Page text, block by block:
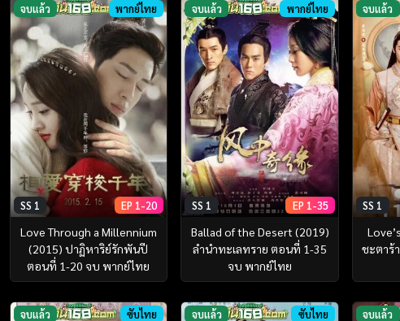
จบแล้ว พากย์ไทย
SS 1 EP 1-20
Love Through a Millennium
(2015) ปาฏิหาริย์รักพันปี
ตอนที่ 1-20 จบ พากย์ไทย
จบแล้ว พากย์ไทย
SS 1 EP 1-35
Ballad of the Desert (2019)
ลำนำทะเลทราย ตอนที่ 1-35
จบ พากย์ไทย
จบแล้ว
SS 1
ชะตาร้
จบแล้ว ซับไทย จบแล้ว ซับไทย จบแล้ว